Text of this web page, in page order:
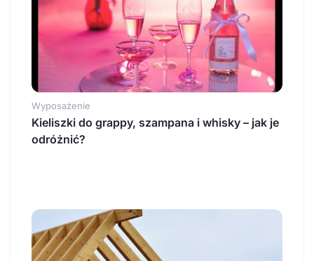
Wyposażenie
Kieliszki do grappy, szampana i whisky – jak je
odróżnić?